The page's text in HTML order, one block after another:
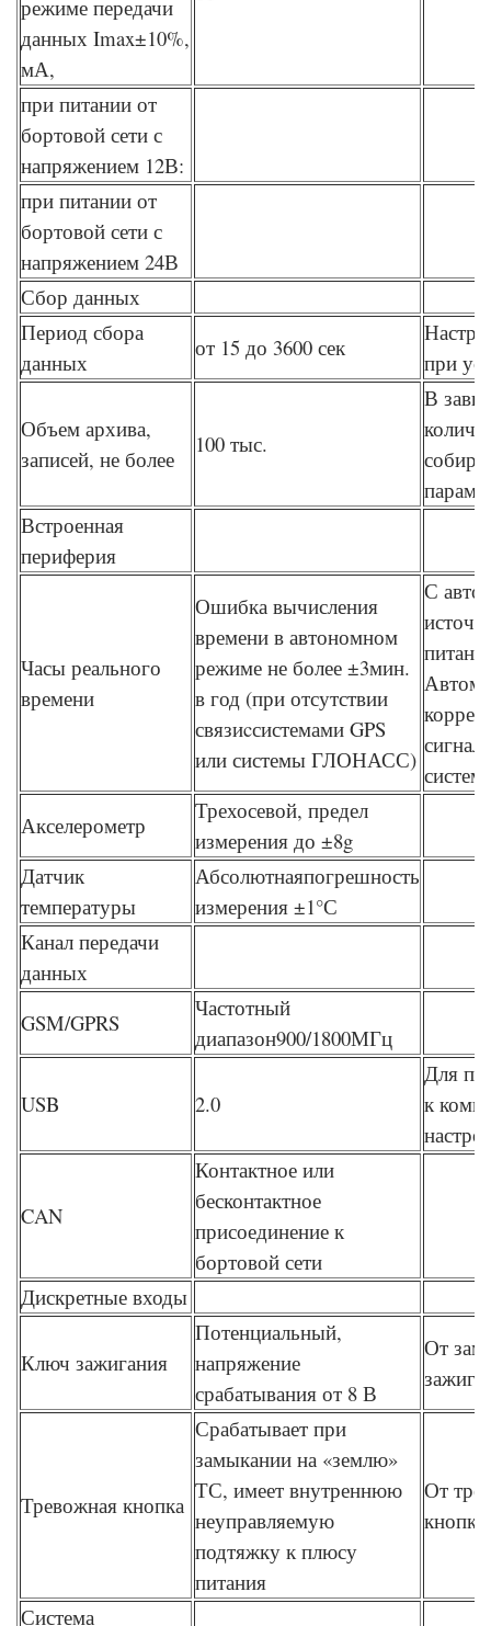
режиме передачи
данных Imax±10%,
мА,
при питании от
бортовой сети с
напряжением 12В:
при питании от
бортовой сети с
напряжением 24В
Сбор данных
Период сбора
данных
от 15 до 3600 сек
при
Объем архива,
записей, не более
100 тыс.
В
Встроенная
периферия
Часы реального
времени
Ошибка вычисления
времени в автономном
режиме не более ±3мин.
в год (при отсутствии
связиcсистемами GPS
или системы ГЛОНАСС)
С
Акселерометр
Трехосевой, предел
измерения до ±8g
Датчик
температуры
Абсолютнаяпогрешность
измерения ±1°С
Канал передачи
данных
GSM/GPRS
Частотный
диапазон900/1800МГц
USB 2.0
Для
к
CAN
Контактное или
бесконтактное
присоединение к
бортовой сети
Дискретные входы
Ключ зажигания
Потенциальный,
напряжение
срабатывания от 8 В
От
Тревожная кнопка
Срабатывает при
замыкании на «землю»
ТС, имеет внутреннюю
неуправляемую
подтяжку к плюсу
питания
От
кнопки
Система